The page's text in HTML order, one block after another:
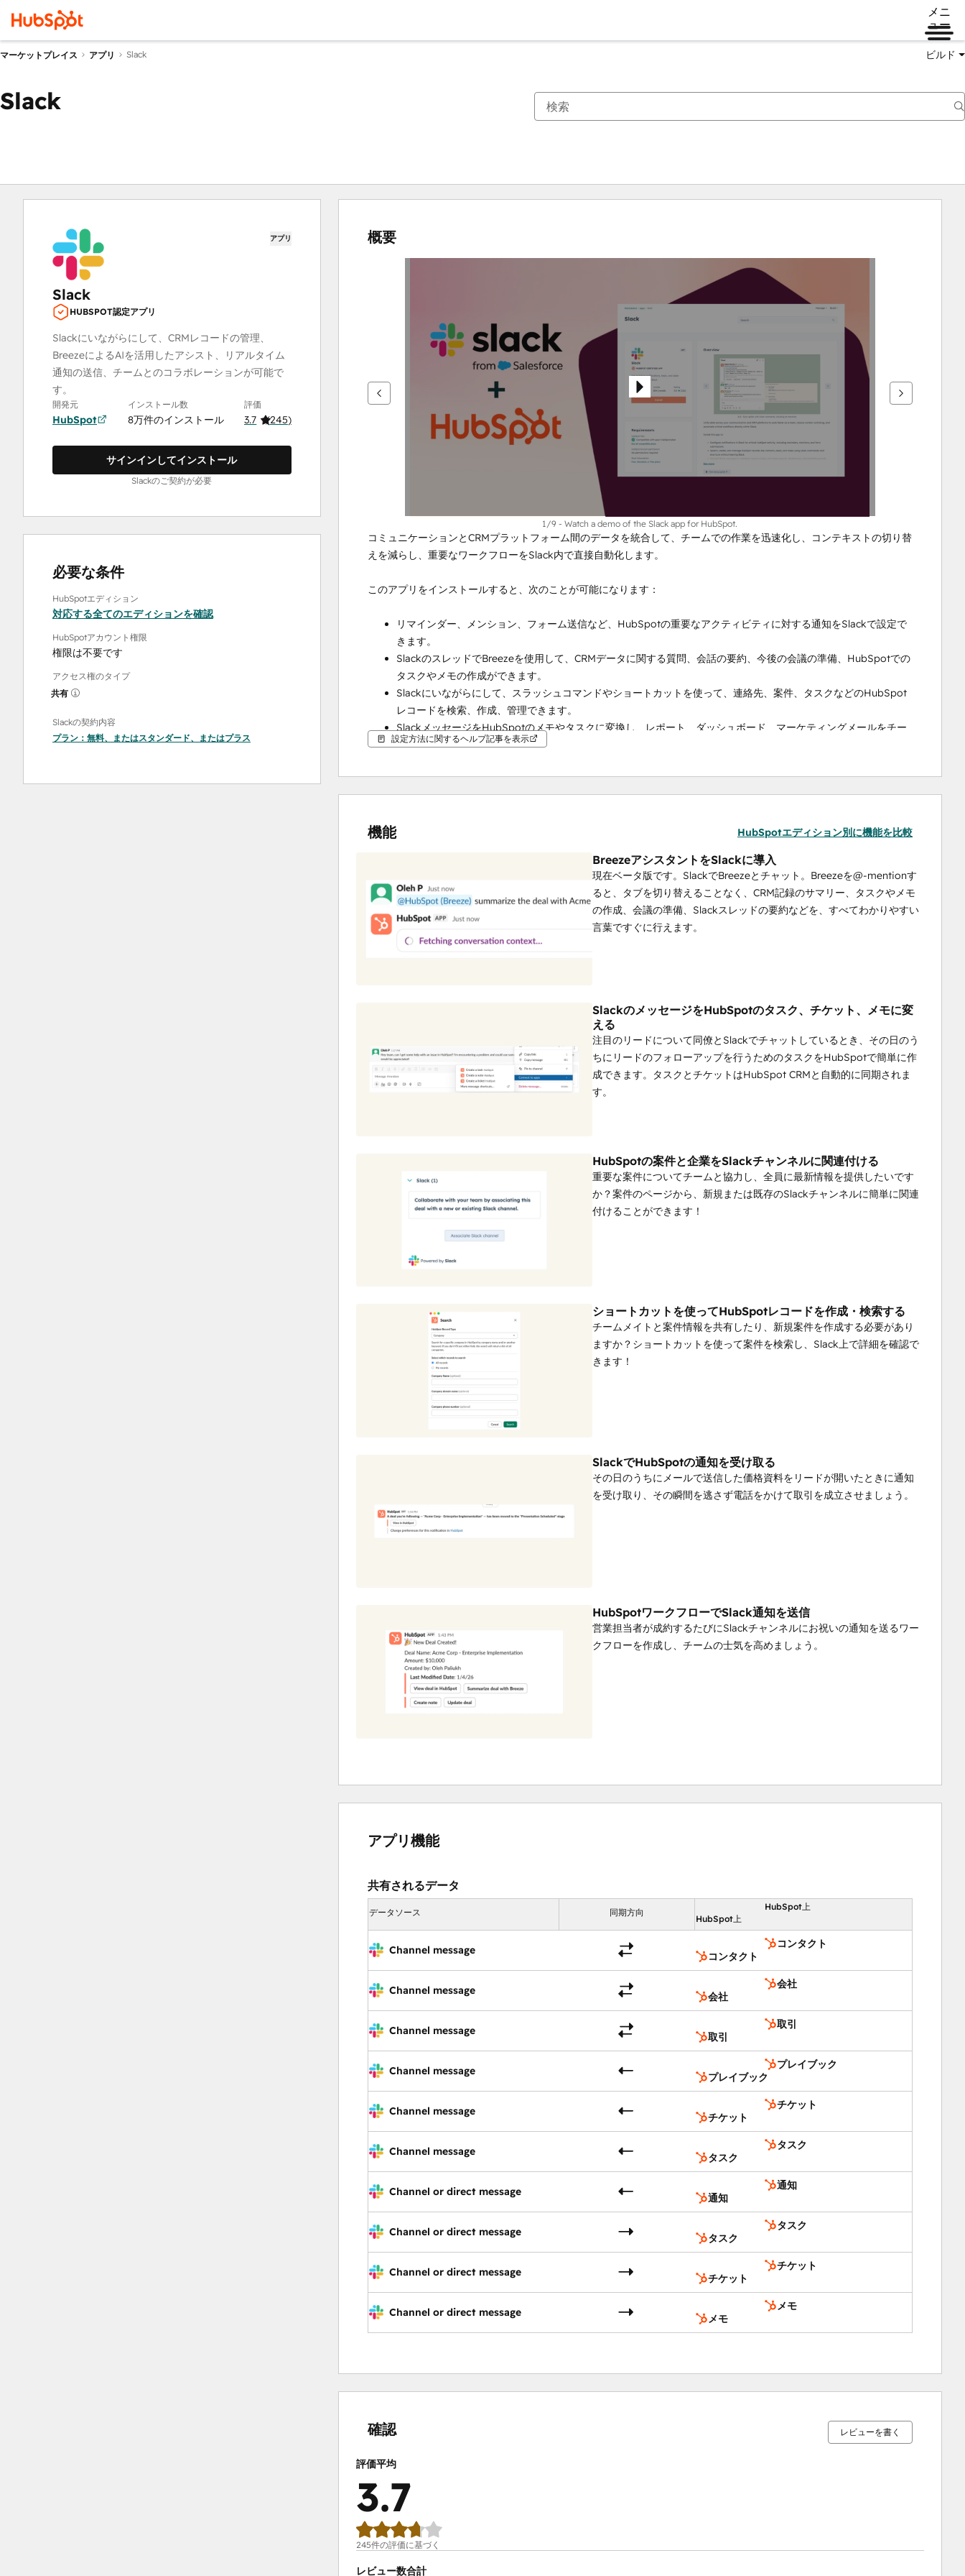
メニ
ュー
マーケットプレイス アプリ Slack ビルド
Slack
アプリ
Slack
HUBSPOT認定アプリ
Slackにいながらにして、CRMレコードの管理、
BreezeによるAIを活用したアシスト、リアルタイム
通知の送信、チームとのコラボレーションが可能で
す。
開発元
HubSpot
インストール数
8万件のインストール
評価
3.7 (245)
サインインしてインストール
Slackのご契約が必要
必要な条件
HubSpotエディション
対応する全てのエディションを確認
HubSpotアカウント権限
権限は不要です
アクセス権のタイプ
共有
Slackの契約内容
プラン： 無料、またはスタンダード、またはプラス
概要
す
る
使
用
ま
1/9 - Watch a demo of the Slack app for HubSpot.
コミュニケーションとCRMプラットフォーム間のデータを統合して、チームでの作業を迅速化し、コンテキストの切り替
えを減らし、重要なワークフローをSlack内で直接自動化します。
このアプリをインストールすると、次のことが可能になります：
リマインダー、メンション、フォーム送信など、HubSpotの重要なアクティビティに対する通知をSlackで設定で
きます。
SlackのスレッドでBreezeを使用して、CRMデータに関する質問、会話の要約、今後の会議の準備、HubSpotでの
タスクやメモの作成ができます。
Slackにいながらにして、スラッシュコマンドやショートカットを使って、連絡先、案件、タスクなどのHubSpot
レコードを検索、作成、管理できます。
SlackメッセージをHubSpotのメモやタスクに変換し、レポート、ダッシュボード、マーケティングメールをチー
ムチャンネル全体で共有できます。
Slackからのクイックアクション、Slackチャンネルに送信されるチケットの種類を設定してコラボレーションでき
ます。
チームとのコラボレーションを実現します。
設定方法に関するヘルプ記事を表示
機能 HubSpotエディション別に機能を比較
BreezeアシスタントをSlackに導入
現在ベータ版です。SlackでBreezeとチャット。Breezeを@-mentionす
ると、タブを切り替えることなく、CRM記録のサマリー、タスクやメモ
の作成、会議の準備、Slackスレッドの要約などを、すべてわかりやすい
言葉ですぐに行えます。
SlackのメッセージをHubSpotのタスク、チケット、メモに変
える
注目のリードについて同僚とSlackでチャットしているとき、その日のう
ちにリードのフォローアップを行うためのタスクをHubSpotで簡単に作
成できます。タスクとチケットはHubSpot CRMと自動的に同期されま
す。
HubSpotの案件と企業をSlackチャンネルに関連付ける
重要な案件についてチームと協力し、全員に最新情報を提供したいです
か？案件のページから、新規または既存のSlackチャンネルに簡単に関連
付けることができます！
ショートカットを使ってHubSpotレコードを作成・検索する
チームメイトと案件情報を共有したり、新規案件を作成する必要があり
ますか？ショートカットを使って案件を検索し、Slack上で詳細を確認で
きます！
SlackでHubSpotの通知を受け取る
その日のうちにメールで送信した価格資料をリードが開いたときに通知
を受け取り、その瞬間を逃さず電話をかけて取引を成立させましょう。
HubSpotワークフローでSlack通知を送信
営業担当者が成約するたびにSlackチャンネルにお祝いの通知を送るワー
クフローを作成し、チームの士気を高めましょう。
アプリ機能
共有されるデータ
データソース 同期方向
HubSpot上
HubSpot上
Channel message
コンタクト
コンタクト
Channel message
会社
会社
Channel message
取引
取引
Channel message
プレイブック
プレイブック
Channel message
チケット
チケット
Channel message
タスク
タスク
Channel or direct message
通知
通知
Channel or direct message
タスク
タスク
Channel or direct message
チケット
チケット
Channel or direct message
メモ
メモ
確認 レビューを書く
評価平均
3.7
245件の評価に基づく
レビュー数合計
了了
了